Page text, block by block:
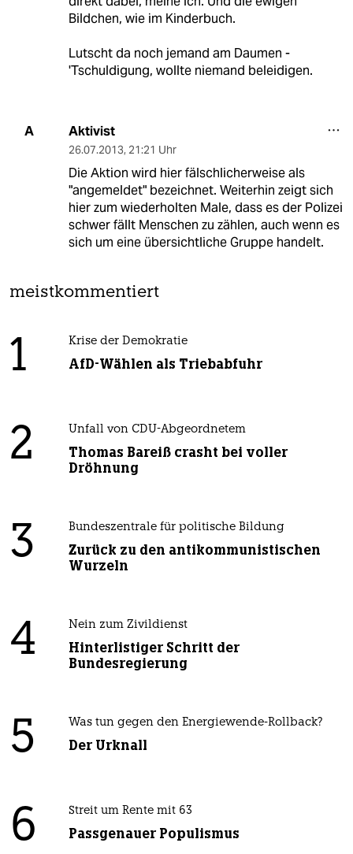
Bildchen, wie im Kinderbuch.
Lutscht da noch jemand am Daumen -
'Tschuldigung, wollte niemand beleidigen.
A Aktivist
26.07.2013, 21:21 Uhr
Die Aktion wird hier fälschlicherweise als
"angemeldet" bezeichnet. Weiterhin zeigt sich
hier zum wiederholten Male, dass es der Polizei
schwer fällt Menschen zu zählen, auch wenn es
sich um eine übersichtliche Gruppe handelt.
meistkommentiert
1 Krise der Demokratie
AfD-Wählen als Triebabfuhr
2 Unfall von CDU-Abgeordnetem
Thomas Bareiß crasht bei voller
Dröhnung
3 Bundeszentrale für politische Bildung
Zurück zu den antikommunistischen
Wurzeln
4 Nein zum Zivildienst
Hinterlistiger Schritt der
Bundesregierung
5 Was tun gegen den Energiewende-Rollback?
Der Urknall
6 Streit um Rente mit 63
Passgenauer Populismus